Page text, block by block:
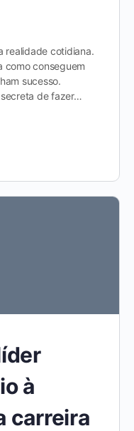
realidade cotidiana.
como conseguem
sucesso.
de fazer…
à
carreira